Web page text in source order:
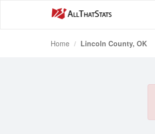
Home Lincoln County, OK